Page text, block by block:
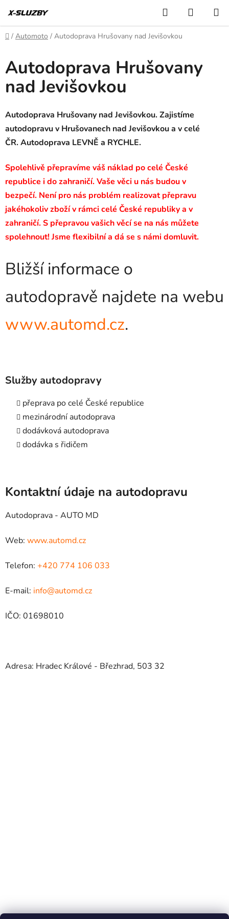
na
obsah
Hledat
KOŠÍK
Domů
/ Automoto / Autodoprava Hrušovany nad Jevišovkou
Autodoprava Hrušovany
nad Jevišovkou
Autodoprava Hrušovany nad Jevišovkou. Zajistíme
autodopravu v Hrušovanech nad Jevišovkou a v celé
ČR. Autodoprava LEVNĚ a RYCHLE.
Spolehlivě přepravíme váš náklad po celé České
republice i do zahraničí. Vaše věci u nás budou v
bezpečí. Není pro nás problém realizovat přepravu
jakéhokoliv zboží v rámci celé České republiky a v
zahraničí. S přepravou vašich věcí se na nás můžete
spolehnout! Jsme flexibilní a dá se s námi domluvit.
Bližší informace o
autodopravě najdete na webu
www.automd.cz.
Služby autodopravy
přeprava po celé České republice
mezinárodní autodoprava
dodávková autodoprava
dodávka s řidičem
Kontaktní údaje na autodopravu
Autodoprava - AUTO MD
Web: www.automd.cz
Telefon: +420 774 106 033
E-mail: info@automd.cz
IČO: 01698010
Adresa: Hradec Králové - Březhrad, 503 32